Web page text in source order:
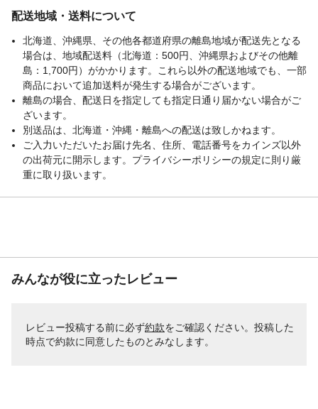
配送地域・送料について
北海道、沖縄県、その他各都道府県の離島地域が配送先となる
場合は、地域配送料（北海道：500円、沖縄県およびその他離
島：1,700円）がかかります。これら以外の配送地域でも、一部
商品において追加送料が発生する場合がございます。
離島の場合、配送日を指定しても指定日通り届かない場合がご
ざいます。
別送品は、北海道・沖縄・離島への配送は致しかねます。
ご入力いただいたお届け先名、住所、電話番号をカインズ以外
の出荷元に開示します。プライバシーポリシーの規定に則り厳
重に取り扱います。
みんなが役に立ったレビュー
レビュー投稿する前に必ず約款をご確認ください。投稿した
時点で約款に同意したものとみなします。